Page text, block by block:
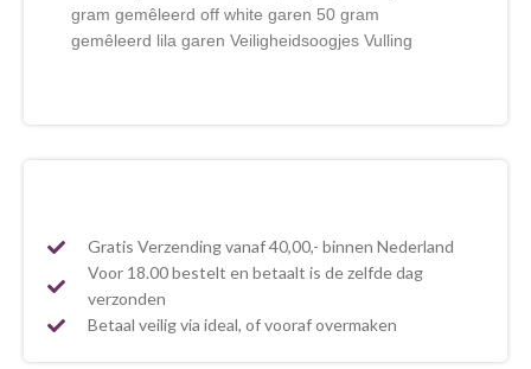
gram gemêleerd off white garen 50 gram
gemêleerd lila garen Veiligheidsoogjes Vulling
Gratis Verzending vanaf 40,00,- binnen Nederland
Voor 18.00 bestelt en betaalt is de zelfde dag
verzonden
Betaal veilig via ideal, of vooraf overmaken